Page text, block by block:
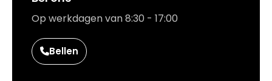
Op werkdagen van 8:30 - 17:00
Bellen